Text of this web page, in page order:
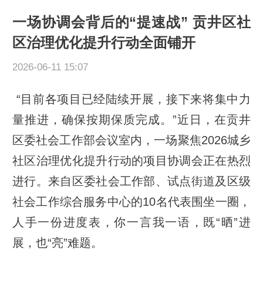
一场协调会背后的“提速战” 贡井区社
区治理优化提升行动全面铺开
2026-06-11 15:07
“目前各项目已经陆续开展，接下来将集中力
量推进，确保按期保质完成。”近日，在贡井
区委社会工作部会议室内，一场聚焦2026城乡
社区治理优化提升行动的项目协调会正在热烈
进行。来自区委社会工作部、试点街道及区级
社会工作综合服务中心的10名代表围坐一圈，
人手一份进度表，你一言我一语，既“晒”进
展，也“亮”难题。